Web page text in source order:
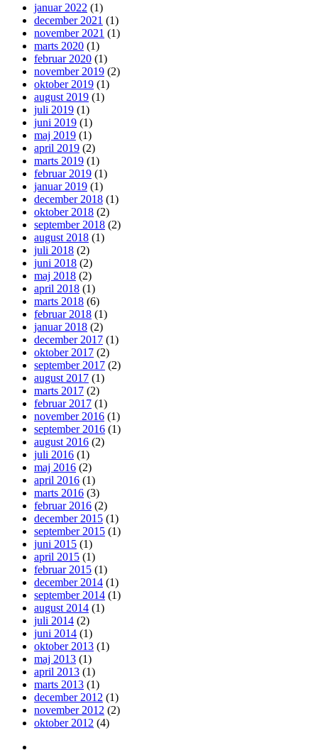
januar 2022 (1)
december 2021 (1)
november 2021 (1)
marts 2020 (1)
februar 2020 (1)
november 2019 (2)
oktober 2019 (1)
august 2019 (1)
juli 2019 (1)
juni 2019 (1)
maj 2019 (1)
april 2019 (2)
marts 2019 (1)
februar 2019 (1)
januar 2019 (1)
december 2018 (1)
oktober 2018 (2)
september 2018 (2)
august 2018 (1)
juli 2018 (2)
juni 2018 (2)
maj 2018 (2)
april 2018 (1)
marts 2018 (6)
februar 2018 (1)
januar 2018 (2)
december 2017 (1)
oktober 2017 (2)
september 2017 (2)
august 2017 (1)
marts 2017 (2)
februar 2017 (1)
november 2016 (1)
september 2016 (1)
august 2016 (2)
juli 2016 (1)
maj 2016 (2)
april 2016 (1)
marts 2016 (3)
februar 2016 (2)
december 2015 (1)
september 2015 (1)
juni 2015 (1)
april 2015 (1)
februar 2015 (1)
december 2014 (1)
september 2014 (1)
august 2014 (1)
juli 2014 (2)
juni 2014 (1)
oktober 2013 (1)
maj 2013 (1)
april 2013 (1)
marts 2013 (1)
december 2012 (1)
november 2012 (2)
oktober 2012 (4)